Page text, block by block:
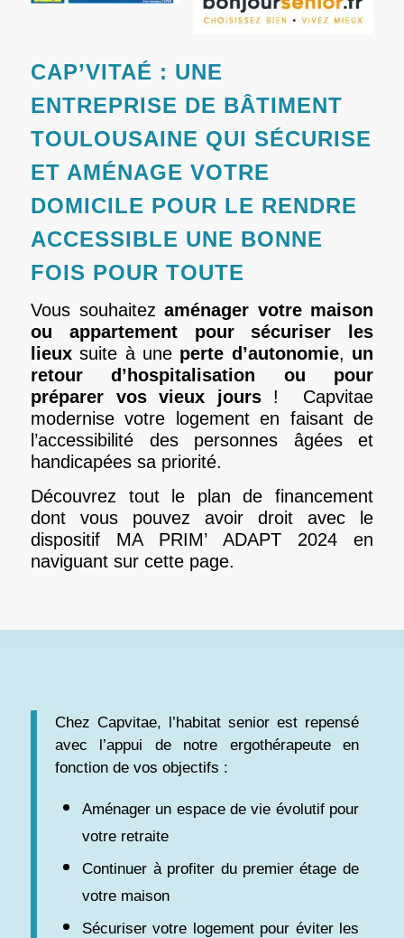
CAP’VITAÉ : UNE
ENTREPRISE DE BÂTIMENT
TOULOUSAINE QUI SÉCURISE
ET AMÉNAGE VOTRE
DOMICILE POUR LE RENDRE
ACCESSIBLE UNE BONNE
FOIS POUR TOUTE
Vous souhaitez aménager votre maison
ou appartement pour sécuriser les
lieux suite à une perte d’autonomie, un
retour d’hospitalisation ou pour
préparer vos vieux jours!
Capvitae
modernise votre logement en faisant de
l’accessibilité des personnes âgées et
handicapées sa priorité.
Découvrez tout le plan de financement
dont vous pouvez avoir droit avec le
dispositif MA PRIM’ ADAPT 2024 en
naviguant sur cette page.
Chez Capvitae, l’habitat senior est repensé
avec l’appui de notre ergothérapeute en
fonction de vos objectifs :
Aménager un espace de vie évolutif pour
votre retraite
Continuer à profiter du premier étage de
votre maison
Sécuriser votre logement pour éviter les